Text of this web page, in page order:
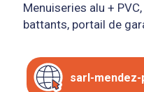
Menuiseries alu +
battants, portail de
sarl-